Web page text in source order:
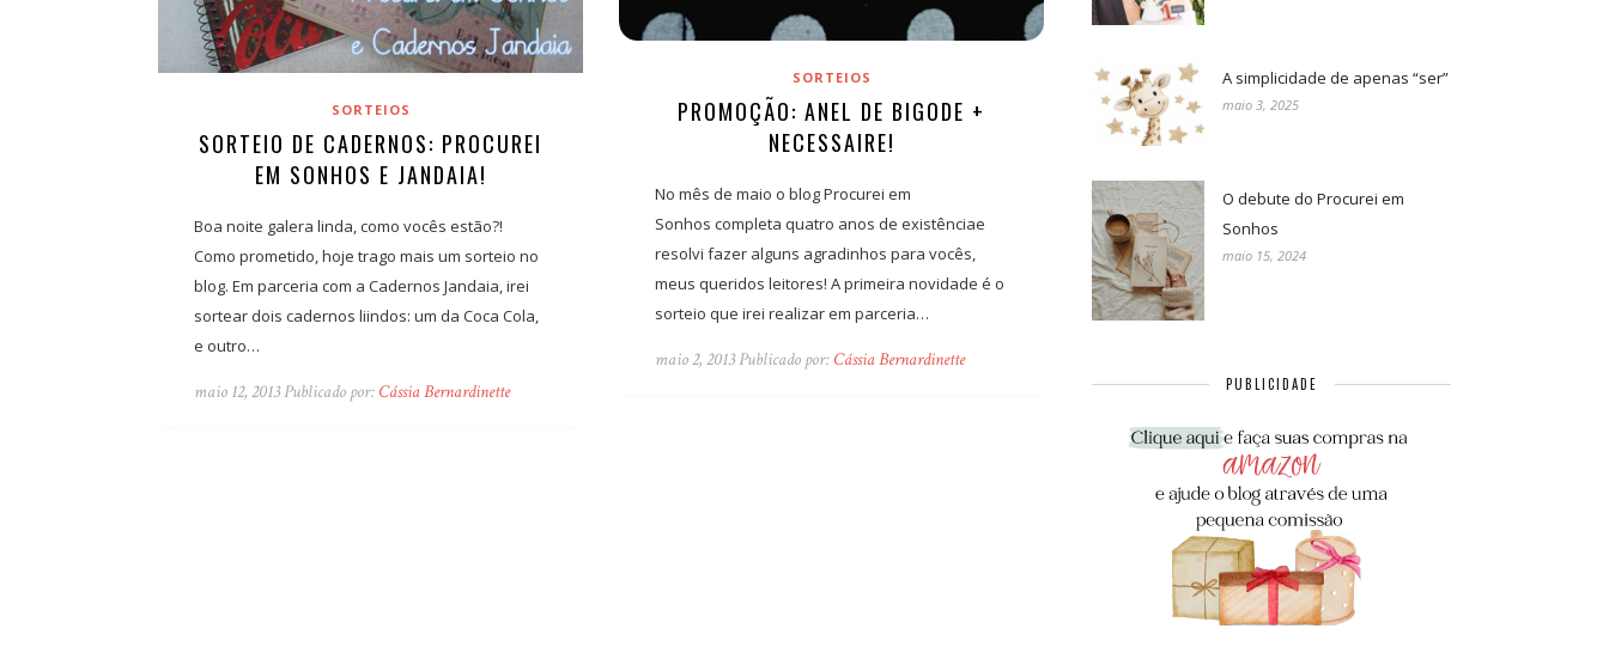
SORTEIOS
SORTEIO DE CADERNOS: PROCUREI
EM SONHOS E JANDAIA!
Boa noite galera linda, como vocês estão?!
Como prometido, hoje trago mais um sorteio no
blog. Em parceria com a Cadernos Jandaia, irei
sortear dois cadernos liindos: um da Coca Cola,
e outro…
maio 12, 2013 Publicado por: Cássia Bernardinette
SORTEIOS
PROMOÇÃO: ANEL DE BIGODE +
NECESSAIRE!
No mês de maio o blog Procurei em
Sonhos completa quatro anos de existênciae
resolvi fazer alguns agradinhos para vocês,
meus queridos leitores! A primeira novidade é o
sorteio que irei realizar em parceria…
maio 2, 2013 Publicado por: Cássia Bernardinette
A simplicidade de apenas “ser”
maio 3, 2025
O debute do Procurei em
Sonhos
maio 15, 2024
PUBLICIDADE